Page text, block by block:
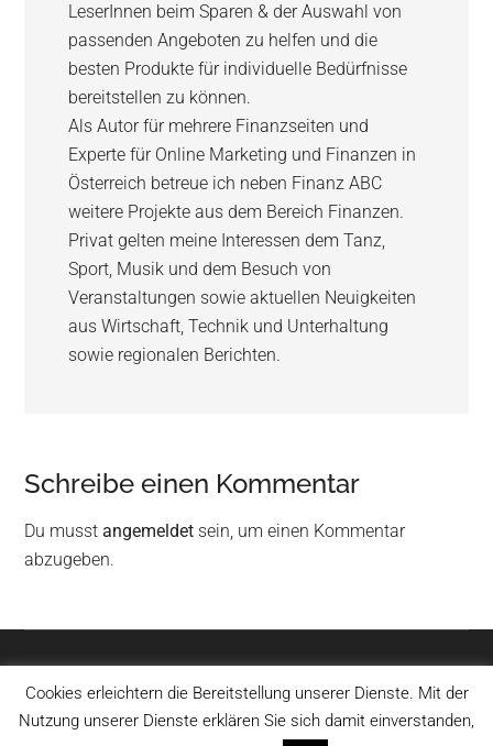
LeserInnen beim Sparen & der Auswahl von
passenden Angeboten zu helfen und die
besten Produkte für individuelle Bedürfnisse
bereitstellen zu können.
Als Autor für mehrere Finanzseiten und
Experte für Online Marketing und Finanzen in
Österreich betreue ich neben Finanz ABC
weitere Projekte aus dem Bereich Finanzen.
Privat gelten meine Interessen dem Tanz,
Sport, Musik und dem Besuch von
Veranstaltungen sowie aktuellen Neuigkeiten
aus Wirtschaft, Technik und Unterhaltung
sowie regionalen Berichten.
Schreibe einen Kommentar
Du musstangemeldet sein, um einen Kommentar
abzugeben.
Cookies erleichtern die Bereitstellung unserer Dienste. Mit der
Nutzung unserer Dienste erklären Sie sich damit einverstanden,